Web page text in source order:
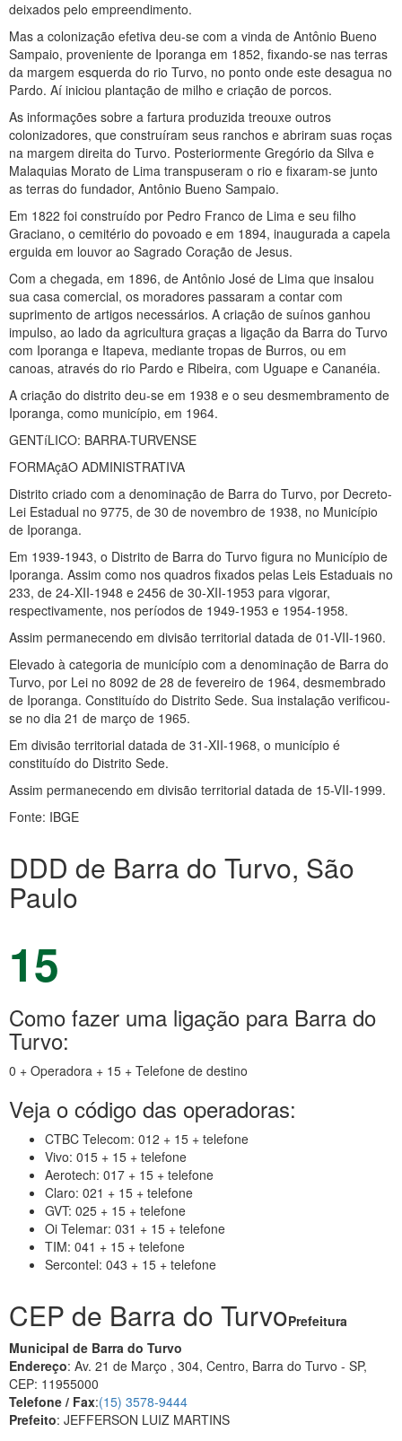
deixados pelo empreendimento.
Mas a colonização efetiva deu-se com a vinda de Antônio Bueno
Sampaio, proveniente de Iporanga em 1852, fixando-se nas terras
da margem esquerda do rio Turvo, no ponto onde este desagua no
Pardo. Aí iniciou plantação de milho e criação de porcos.
As informações sobre a fartura produzida treouxe outros
colonizadores, que construíram seus ranchos e abriram suas roças
na margem direita do Turvo. Posteriormente Gregório da Silva e
Malaquias Morato de Lima transpuseram o rio e fixaram-se junto
as terras do fundador, Antônio Bueno Sampaio.
Em 1822 foi construído por Pedro Franco de Lima e seu filho
Graciano, o cemitério do povoado e em 1894, inaugurada a capela
erguida em louvor ao Sagrado Coração de Jesus.
Com a chegada, em 1896, de Antônio José de Lima que insalou
sua casa comercial, os moradores passaram a contar com
suprimento de artigos necessários. A criação de suínos ganhou
impulso, ao lado da agricultura graças a ligação da Barra do Turvo
com Iporanga e Itapeva, mediante tropas de Burros, ou em
canoas, através do rio Pardo e Ribeira, com Uguape e Cananéia.
A criação do distrito deu-se em 1938 e o seu desmembramento de
Iporanga, como município, em 1964.
GENTíLICO: BARRA-TURVENSE
FORMAçãO ADMINISTRATIVA
Distrito criado com a denominação de Barra do Turvo, por Decreto-
Lei Estadual no 9775, de 30 de novembro de 1938, no Município
de Iporanga.
Em 1939-1943, o Distrito de Barra do Turvo figura no Município de
Iporanga. Assim como nos quadros fixados pelas Leis Estaduais no
233, de 24-XII-1948 e 2456 de 30-XII-1953 para vigorar,
respectivamente, nos períodos de 1949-1953 e 1954-1958.
Assim permanecendo em divisão territorial datada de 01-VII-1960.
Elevado à categoria de município com a denominação de Barra do
Turvo, por Lei no 8092 de 28 de fevereiro de 1964, desmembrado
de Iporanga. Constituído do Distrito Sede. Sua instalação verificou-
se no dia 21 de março de 1965.
Em divisão territorial datada de 31-XII-1968, o município é
constituído do Distrito Sede.
Assim permanecendo em divisão territorial datada de 15-VII-1999.
Fonte: IBGE
DDD de Barra do Turvo, São
Paulo
15
Como fazer uma ligação para Barra do
Turvo:
0 + Operadora + 15 + Telefone de destino
Veja o código das operadoras:
CTBC Telecom: 012 + 15 + telefone
Vivo: 015 + 15 + telefone
Aerotech: 017 + 15 + telefone
Claro: 021 + 15 + telefone
GVT: 025 + 15 + telefone
Oi Telemar: 031 + 15 + telefone
TIM: 041 + 15 + telefone
Sercontel: 043 + 15 + telefone
CEP de Barra do TurvoPrefeitura
Municipal de Barra do Turvo
Endereço: Av. 21 de Março , 304, Centro, Barra do Turvo - SP,
CEP: 11955000
Telefone / Fax:(15) 3578-9444
Prefeito: JEFFERSON LUIZ MARTINS